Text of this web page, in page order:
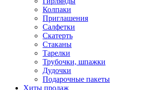
Колпаки
Приглашения
Салфетки
Скатерть
Стаканы
Тарелки
Трубочки, шпажки
Дудочки
Подарочные пакеты
Хиты продаж